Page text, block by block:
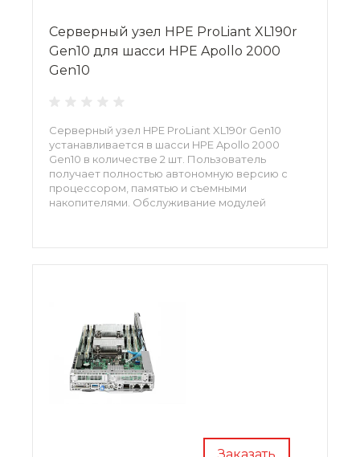
Серверный узел HPE ProLiant XL190r
Gen10 для шасси HPE Apollo 2000
Gen10
Серверный узел HPE ProLiant XL190r Gen10
устанавливается в шасси HPE Apollo 2000
Gen10 в количестве 2 шт. Пользователь
получает полностью автономную версию с
процессором, памятью и съемными
накопителями. Обслуживание модулей
Заказать